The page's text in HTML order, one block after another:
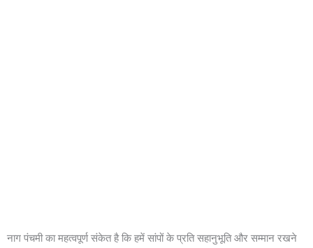
नाग पंचमी का महत्वपूर्ण संकेत है कि हमें सांपों के प्रति सहानुभूति और सम्मान रखने